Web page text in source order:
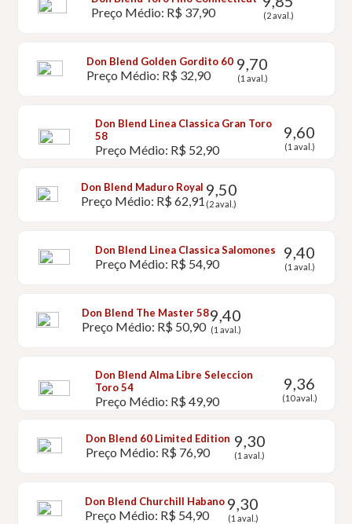
Preço Médio: R$ 37,90 (2 aval.)
Don Blend Golden Gordito 60
Preço Médio: R$ 32,90
9,70
(1 aval.)
Don Blend Linea Classica Gran Toro
58
Preço Médio: R$ 52,90
9,60
(1 aval.)
Don Blend Maduro Royal
Preço Médio: R$ 62,91
9,50
(2 aval.)
Don Blend Linea Classica Salomones
Preço Médio: R$ 54,90
9,40
(1 aval.)
Don Blend The Master 58
Preço Médio: R$ 50,90
9,40
(1 aval.)
Don Blend Alma Libre Seleccion
Toro 54
Preço Médio: R$ 49,90
9,36
(10 aval.)
Don Blend 60 Limited Edition
Preço Médio: R$ 76,90
9,30
(1 aval.)
Don Blend Churchill Habano
Preço Médio: R$ 54,90
9,30
(1 aval.)